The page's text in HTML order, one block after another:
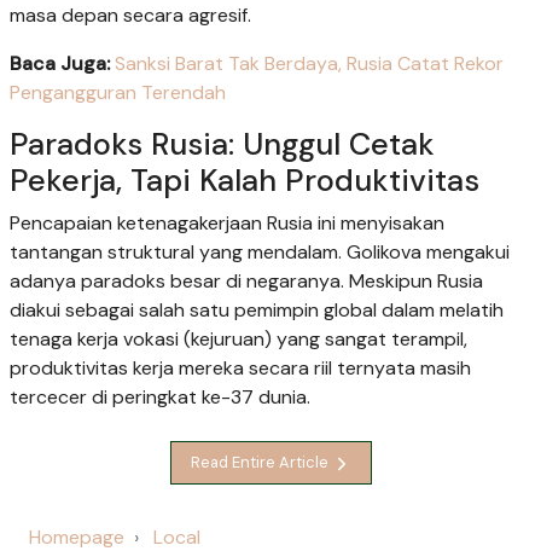
masa depan secara agresif.
Baca Juga:Sanksi Barat Tak Berdaya, Rusia Catat Rekor
Pengangguran Terendah
Paradoks Rusia: Unggul Cetak
Pekerja, Tapi Kalah Produktivitas
Pencapaian ketenagakerjaan Rusia ini menyisakan
tantangan struktural yang mendalam. Golikova mengakui
adanya paradoks besar di negaranya. Meskipun Rusia
diakui sebagai salah satu pemimpin global dalam melatih
tenaga kerja vokasi (kejuruan) yang sangat terampil,
produktivitas kerja mereka secara riil ternyata masih
tercecer di peringkat ke-37 dunia.
Read Entire Article
Homepage
Local